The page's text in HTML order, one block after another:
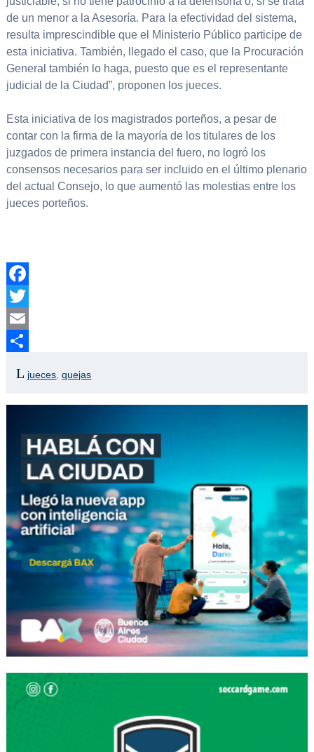
de un menor a la Asesoría. Para la efectividad del sistema,
resulta imprescindible que el Ministerio Público participe de
esta iniciativa. También, llegado el caso, que la Procuración
General también lo haga, puesto que es el representante
judicial de la Ciudad”, proponen los jueces.
Esta iniciativa de los magistrados porteños, a pesar de
contar con la firma de la mayoría de los titulares de los
juzgados de primera instancia del fuero, no logró los
consensos necesarios para ser incluido en el último plenario
del actual Consejo, lo que aumentó las molestias entre los
jueces porteños.
Facebook
Twitter
Email
jueces ,quejas